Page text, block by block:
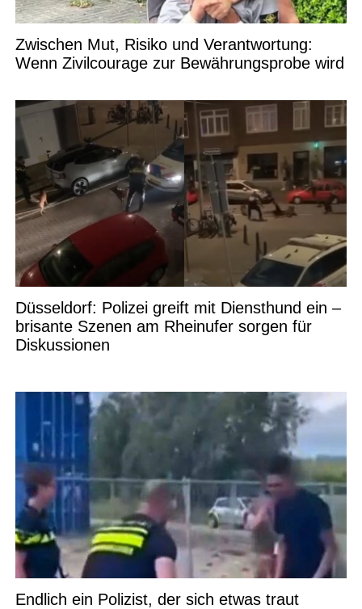
Zwischen Mut, Risiko und Verantwortung:
Wenn Zivilcourage zur Bewährungsprobe wird
Düsseldorf: Polizei greift mit Diensthund ein –
brisante Szenen am Rheinufer sorgen für
Diskussionen
Endlich ein Polizist, der sich etwas traut